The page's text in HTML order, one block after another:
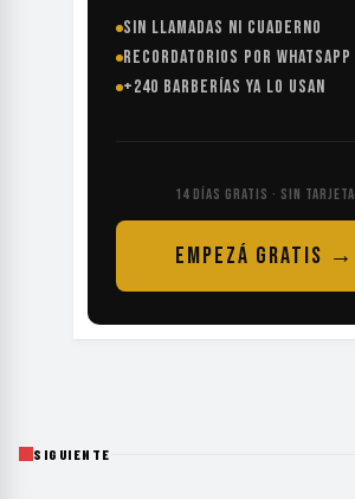
SIN LLAMADAS NI CUADERNO
RECORDATORIOS POR WHATSAPP
+240 BARBERÍAS YA LO USAN
14 DÍAS GRATIS · SIN TARJETA
EMPEZÁ GRATIS →
SIGUIENTE